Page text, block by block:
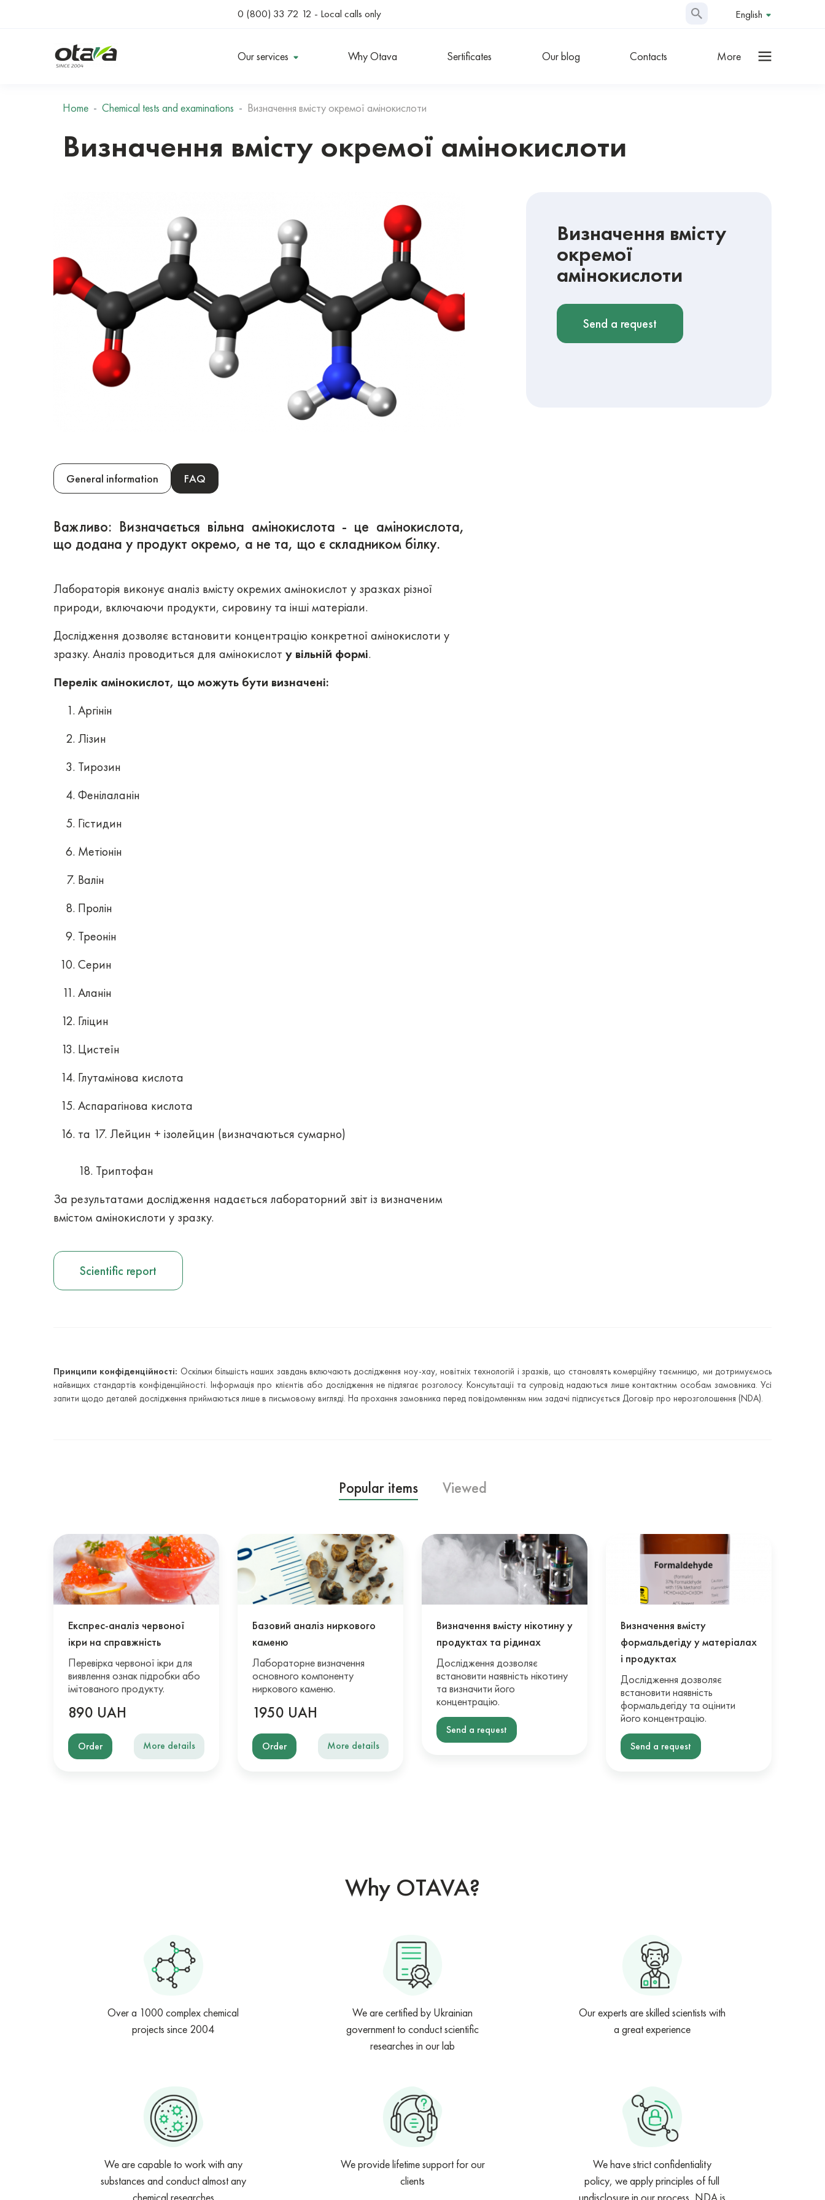
0 (800) 33 72 12 - Local calls only English
Our services Why Otava Sertificates Our blog Contacts More
Home Chemical tests and examinations Визначення вмісту окремої амінокислоти
Визначення вмісту окремої амінокислоти
General information FAQ
Важливо: Визначається вільна амінокислота - це амінокислота,
що додана у продукт окремо, а не та, що є складником білку.
Лабораторія виконує аналіз вмісту окремих амінокислот у зразках різної
природи, включаючи продукти, сировину та інші матеріали.
Дослідження дозволяє встановити концентрацію конкретної амінокислоти у
зразку. Аналіз проводиться для амінокислот у вільній формі.
Перелік амінокислот, що можуть бути визначені:
Аргінін
Лізин
Тирозин
Фенілаланін
Гістидин
Метіонін
Валін
Пролін
Треонін
Серин
Аланін
Гліцин
Цистеїн
Глутамінова кислота
Аспарагінова кислота
та 17. Лейцин + ізолейцин (визначаються сумарно)
18. Триптофан
За результатами дослідження надається лабораторний звіт із визначеним
вмістом амінокислоти у зразку.
Scientific report
Визначення вмісту
окремої
амінокислоти
Send a request
Принципи конфіденційності: Оскільки більшість наших завдань включають дослідження ноу-хау, новітніх технологій і зразків, що становлять комерційну таємницю, ми дотримуємось
найвищих стандартів конфіденційності. Інформація про клієнтів або дослідження не підлягає розголосу. Консультації та супровід надаються лише контактним особам замовника. Усі
запити щодо деталей дослідження приймаються лише в письмовому вигляді. На прохання замовника перед повідомленням ним задачі підписується Договір про нерозголошення (NDA).
Popular items Viewed
Експрес-аналіз червоної
ікри на справжність
Перевірка червоної ікри для
виявлення ознак підробки або
імітованого продукту.
890 UAH
Order More details
Базовий аналіз ниркового
каменю
Лабораторне визначення
основного компоненту
ниркового каменю.
1950 UAH
Order More details
Визначення вмісту нікотину у
продуктах та рідинах
Дослідження дозволяє
встановити наявність нікотину
та визначити його
концентрацію.
Send a request
Визначення вмісту
формальдегіду у матеріалах
і продуктах
Дослідження дозволяє
встановити наявність
формальдегіду та оцінити
його концентрацію.
Send a request
Why OTAVA?
Over a 1000 complex chemical
projects since 2004
We are certified by Ukrainian
government to conduct scientific
researches in our lab
Our experts are skilled scientists with
a great experience
We are capable to work with any
substances and conduct almost any
chemical researches
We provide lifetime support for our
clients
We have strict confidentiality
policy, we apply principles of full
undisclosure in our process, NDA is